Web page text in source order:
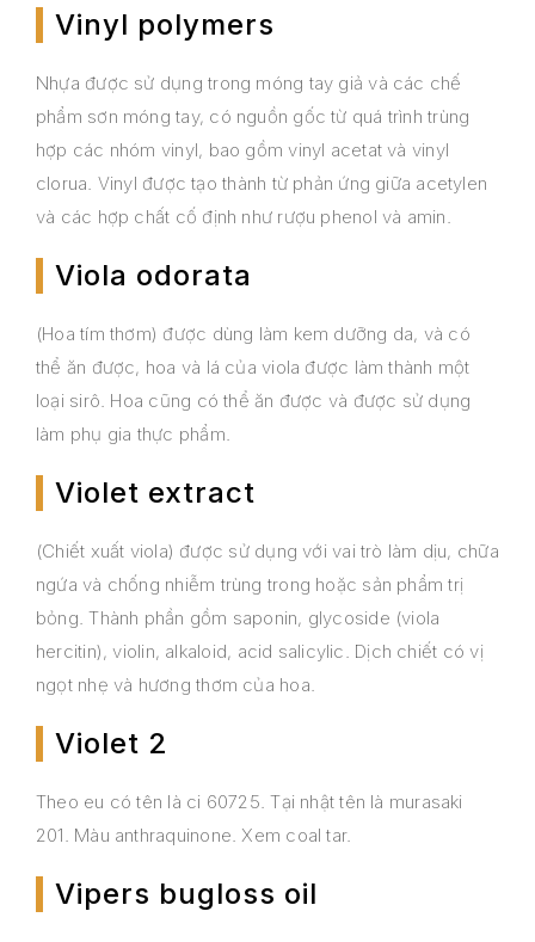
Vinyl polymers
Nhựa được sử dụng trong móng tay giả và các chế
phẩm sơn móng tay, có nguồn gốc từ quá trình trùng
hợp các nhóm vinyl, bao gồm vinyl acetat và vinyl
clorua. Vinyl được tạo thành từ phản ứng giữa acetylen
và các hợp chất cố định như rượu phenol và amin.
Viola odorata
(Hoa tím thơm) được dùng làm kem dưỡng da, và có
thể ăn được, hoa và lá của viola được làm thành một
loại sirô. Hoa cũng có thể ăn được và được sử dụng
làm phụ gia thực phẩm.
Violet extract
(Chiết xuất viola) được sử dụng với vai trò làm dịu, chữa
ngứa và chống nhiễm trùng trong hoặc sản phẩm trị
bỏng. Thành phần gồm saponin, glycoside (viola
hercitin), violin, alkaloid, acid salicylic. Dịch chiết có vị
ngọt nhẹ và hương thơm của hoa.
Violet 2
Theo eu có tên là ci 60725. Tại nhật tên là murasaki
201. Màu anthraquinone. Xem coal tar.
Vipers bugloss oil